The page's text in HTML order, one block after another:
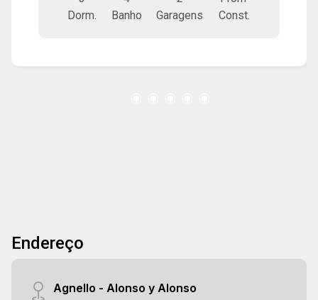
gourmet, piscina com spa, iluminação noturna
supermercados, escolas, restaurantes,
Dorm.
Banho
Garagens
Const.
Endereço
Agnello - Alonso y Alonso